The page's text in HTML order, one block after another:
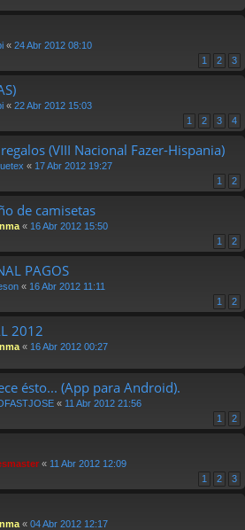
« 24 Abr 2012 08:10
1 2 3
« 22 Abr 2012 15:03
1 2 3 4
(VIII Nacional Fazer-Hispania)
« 17 Abr 2012 19:27
1 2
de camisetas
« 16 Abr 2012 15:50
1 2
PAGOS
« 16 Abr 2012 11:11
1 2
2012
« 16 Abr 2012 00:27
ésto... (App para Android).
« 11 Abr 2012 21:56
1 2
« 11 Abr 2012 12:09
1 2 3
« 04 Abr 2012 12:17